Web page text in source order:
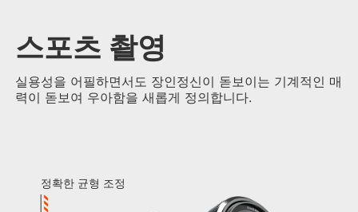
스포츠 촬영
실용성을 어필하면서도 장인정신이 돋보이는 기계적인 매
력이 돋보여 우아함을 새롭게 정의합니다.
정확한 균형 조정